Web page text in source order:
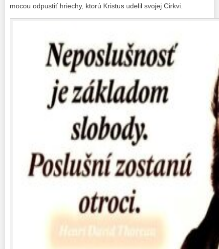
mocou odpustiť hriechy, ktorú Kristus udelil svojej Cirkvi.